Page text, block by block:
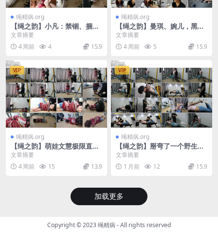
绳精病.org
【绳之韵】小凡：禁锢、捆
虐，羞辱与强高的游戏，重口
蹂躏小肉奴
文章摘要
4 周前
4 15.9
绳精病.org
【绳之韵】曼琪、婉儿，黑
丝、肉丝原味堵嘴训练，自己
的袜子自己脱、自己塞到自己
的小…
文章摘要
4 周前
5 15.9
VIP
绳精病.org
【绳之韵】萌娃文慧极限直
臂、股绳驷马、口枷，无助挣
扎，震动挠痒敏感度测试
文章摘要
4 周前
15 13.9
VIP
绳精病.org
【绳之韵】掰弯了一个野生小
S，长腿女孩唐婉：白袜牛仔
长腿小蛮腰，极限半吊驷马
文章摘要
1 月前
12 15.9
加载更多
Copyright © 2023绳精病- All rights reserved